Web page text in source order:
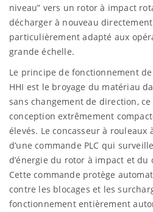
niveau” vers un rotor à impact
décharger à nouveau
particulièrement adapté aux
grande échelle.
Le principe de fonctionnement de
HHI est le broyage du matériau
sans changement de direction,
conception extrêmement
élevés. Le concasseur à rouleaux
d’une commande PLC qui
d’énergie du rotor à impact et du
Cette commande protège
contre les blocages et les
fonctionnement entièrement